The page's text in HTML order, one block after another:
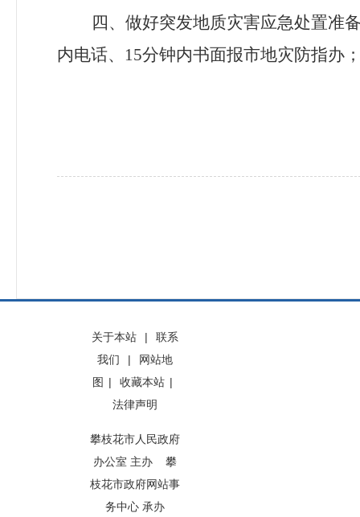
四、做好突发地质灾害应急处置准
内电话、15分钟内书面报市地灾防指办
关于本站 |
联系
我们
|
网站地
图 | 收藏本站 |
法律声明
攀枝花市人民政府
办公室 主办 攀
枝花市政府网站事
务中心 承办